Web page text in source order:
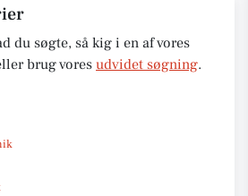
du søgte, så kig i en af vores
brug vores udvidet søgning.